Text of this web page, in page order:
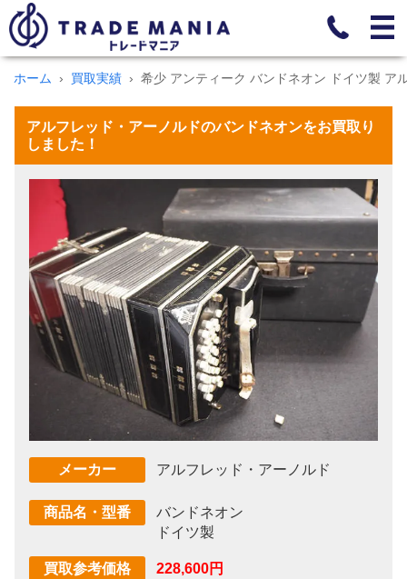
ホーム 買取実績 希少 アンティーク バンドネオン ドイツ製 ア
アルフレッド・アーノルドのバンドネオンをお買取り
しました！
メーカー アルフレッド・アーノルド
商品名・型番
バンドネオン
ドイツ製
買取参考価格 228,600円